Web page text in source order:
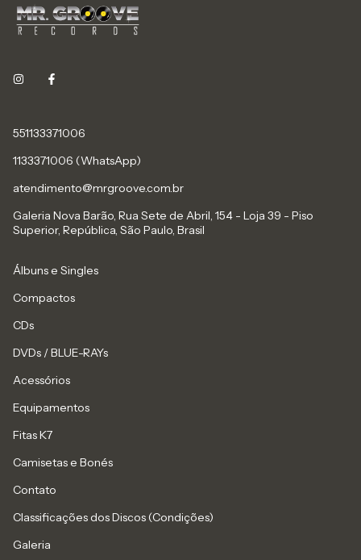
551133371006
1133371006 (WhatsApp)
atendimento@mrgroove.com.br
Galeria Nova Barão, Rua Sete de Abril, 154 - Loja 39 - Piso
Superior, República, São Paulo, Brasil
Álbuns e Singles
Compactos
CDs
DVDs / BLUE-RAYs
Acessórios
Equipamentos
Fitas K7
Camisetas e Bonés
Contato
Classificações dos Discos (Condições)
Galeria